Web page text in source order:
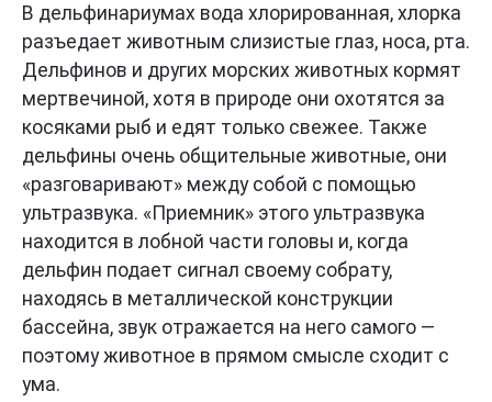
В дельфинариумах вода хлорированная, хлорка
разъедает животным слизистые глаз, носа, рта.
Дельфинов и других морских животных кормят
мертвечиной, хотя в природе они охотятся за
косяками рыб и едят только свежее. Также
дельфины очень общительные животные, они
«разговаривают» между собой с помощью
ультразвука. «Приемник» этого ультразвука
находится в лобной части головы и, когда
дельфин подает сигнал своему собрату,
находясь в металлической конструкции
бассейна, звук отражается на него самого —
поэтому животное в прямом смысле сходит с
ума.